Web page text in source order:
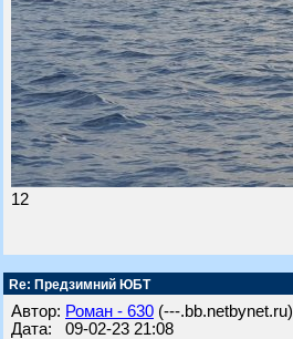
12
Re: Предзимний ЮБТ
Автор: Роман - 630 (---.bb.netbynet.ru)
Дата: 09-02-23 21:08